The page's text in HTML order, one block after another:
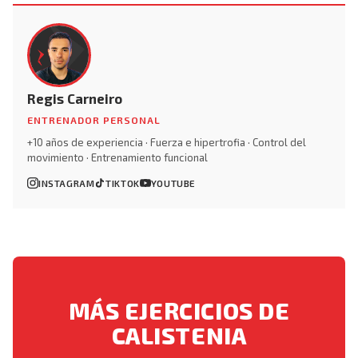
Regis Carneiro
ENTRENADOR PERSONAL
+10 años de experiencia · Fuerza e hipertrofia · Control del
movimiento · Entrenamiento funcional
INSTAGRAM TIKTOK YOUTUBE
MÁS EJERCICIOS DE
CALISTENIA